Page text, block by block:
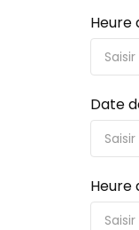
Heure
Date
Heure